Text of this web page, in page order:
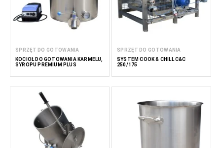
SPRZĘT DO GOTOWANIA
KOCIOŁ DO GOTOWANIA KARMELU,
SYROPU PREMIUM PLUS
SPRZĘT DO GOTOWANIA
SYSTEM COOK & CHILL C&C
250/175